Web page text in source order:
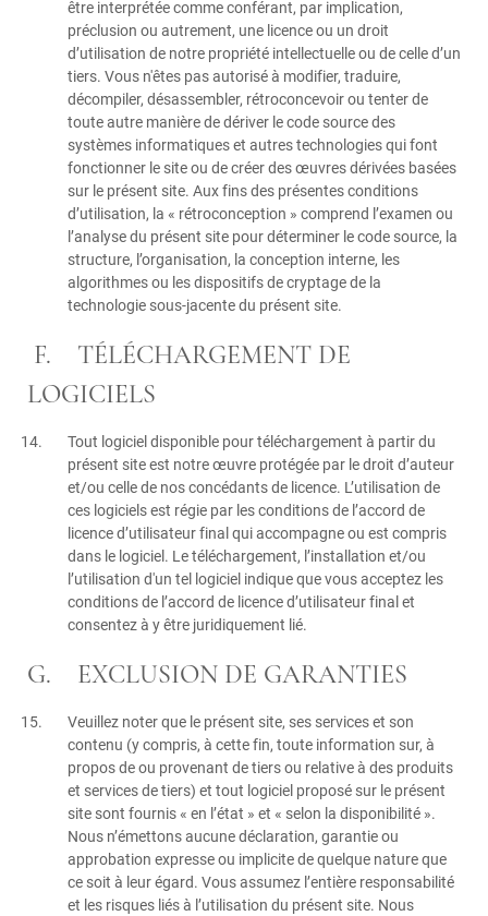
être interprétée comme conférant, par implication,
préclusion ou autrement, une licence ou un droit
d’utilisation de notre propriété intellectuelle ou de celle d’un
tiers. Vous n'êtes pas autorisé à modifier, traduire,
décompiler, désassembler, rétroconcevoir ou tenter de
toute autre manière de dériver le code source des
systèmes informatiques et autres technologies qui font
fonctionner le site ou de créer des œuvres dérivées basées
sur le présent site. Aux fins des présentes conditions
d’utilisation, la « rétroconception » comprend l’examen ou
l’analyse du présent site pour déterminer le code source, la
structure, l’organisation, la conception interne, les
algorithmes ou les dispositifs de cryptage de la
technologie sous-jacente du présent site.
F. TÉLÉCHARGEMENT DE
LOGICIELS
Tout logiciel disponible pour téléchargement à partir du
présent site est notre œuvre protégée par le droit d’auteur
et/ou celle de nos concédants de licence. L’utilisation de
ces logiciels est régie par les conditions de l’accord de
licence d’utilisateur final qui accompagne ou est compris
dans le logiciel. Le téléchargement, l’installation et/ou
l’utilisation d'un tel logiciel indique que vous acceptez les
conditions de l’accord de licence d’utilisateur final et
consentez à y être juridiquement lié.
G. EXCLUSION DE GARANTIES
Veuillez noter que le présent site, ses services et son
contenu (y compris, à cette fin, toute information sur, à
propos de ou provenant de tiers ou relative à des produits
et services de tiers) et tout logiciel proposé sur le présent
site sont fournis « en l’état » et « selon la disponibilité ».
Nous n’émettons aucune déclaration, garantie ou
approbation expresse ou implicite de quelque nature que
ce soit à leur égard. Vous assumez l’entière responsabilité
et les risques liés à l’utilisation du présent site. Nous